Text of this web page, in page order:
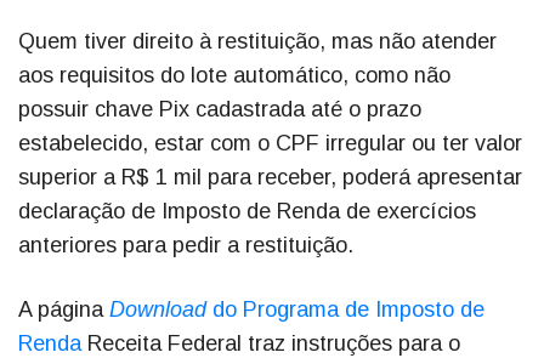
Quem tiver direito à restituição, mas não atender
aos requisitos do lote automático, como não
possuir chave Pix cadastrada até o prazo
estabelecido, estar com o CPF irregular ou ter valor
superior a R$ 1 mil para receber, poderá apresentar
declaração de Imposto de Renda de exercícios
anteriores para pedir a restituição.
A página Downloaddo Programa de Imposto de
RendaReceita Federal traz instruções para o